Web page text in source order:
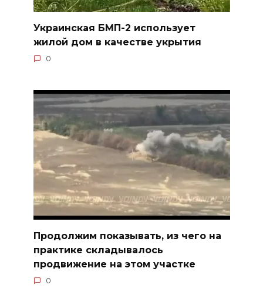
Украинская БМП-2 использует
жилой дом в качестве укрытия
0
Продолжим показывать, из чего на
практике складывалось
продвижение на этом участке
0